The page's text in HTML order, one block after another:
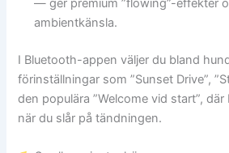
— ger premium ”flowing”-effekter
ambientkänsla.
I Bluetooth-appen väljer du bland
förinställningar som ”Sunset Drive”,
den populära ”Welcome vid start”,
när du slår på tändningen.